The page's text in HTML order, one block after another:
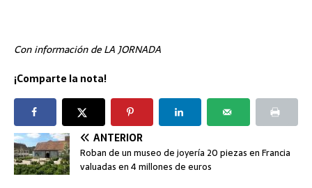
Con información de LA JORNADA
¡Comparte la nota!
ANTERIOR
Roban de un museo de joyería 20 piezas en Francia
valuadas en 4 millones de euros